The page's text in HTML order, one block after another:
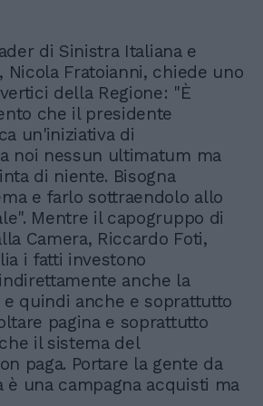
di Sinistra Italiana e
Nicola Fratoianni, chiede uno
della Regione: "È
che il presidente
un'iniziativa di
noi nessun ultimatum ma
di niente. Bisogna
e farlo sottraendolo allo
Mentre il capogruppo di
Camera, Riccardo Foti,
i fatti investono
anche la
quindi anche e soprattutto
pagina e soprattutto
il sistema del
paga. Portare la gente da
è una campagna acquisti ma